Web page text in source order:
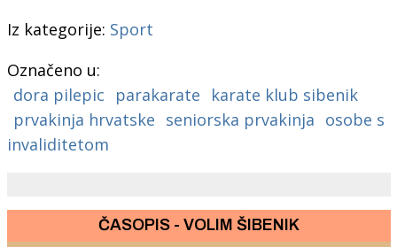
Iz kategorije: Sport
Označeno u:
dora pilepic
parakarate
karate klub sibenik
prvakinja hrvatske seniorska prvakinja osobe s
invaliditetom
ČASOPIS - VOLIM ŠIBENIK